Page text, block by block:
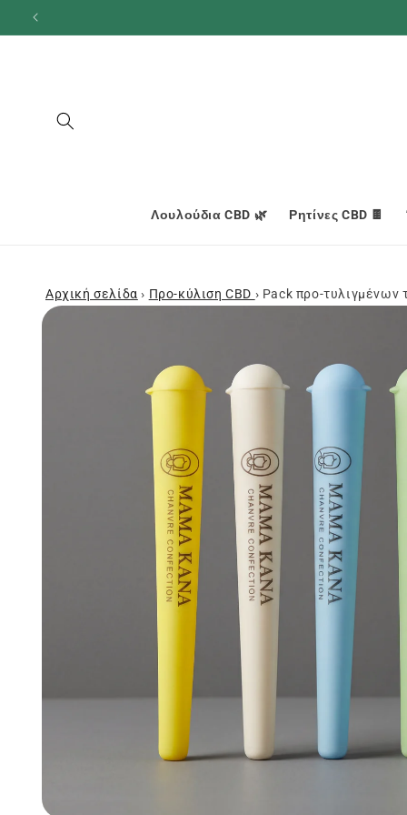
προχωρήστε
στο
Λουλούδια CBD 🌿 Ρητίνες CBD 🍫
Αρχική σελίδα › Προ-κύλιση CBD › Pack προ-τυλιγμένων
Μεταβείτε